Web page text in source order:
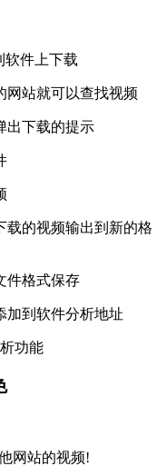
软件上下载
网站就可以查找视频
出下载的提示
载的视频输出到新的格
件格式保存
加到软件分析地址
功能
网站的视频!